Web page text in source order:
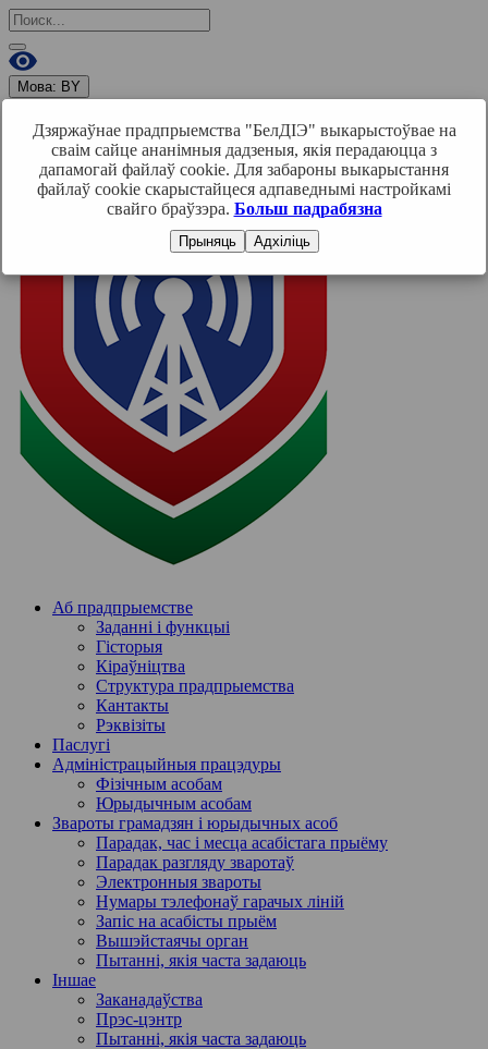
Мова: BY
Увайсці
Аб прадпрыемстве
Заданні і функцыі
Гісторыя
Кіраўніцтва
Структура прадпрыемства
Кантакты
Рэквізіты
Паслугi
Адміністрацыйныя працэдуры
Фізічным асобам
Юрыдычным асобам
Звароты грамадзян і юрыдычных асоб
Парадак, час і месца асабістага прыёму
Парадак разгляду зваротаў
Электронныя звароты
Нумары тэлефонаў гарачых ліній
Запіс на асабісты прыём
Вышэйстаячы орган
Пытанні, якія часта задаюць
Іншае
Заканадаўства
Прэс-цэнтр
Пытанні, якія часта задаюць
Дзяржаўнае прадпрыемства "БелДІЭ" выкарыстоўвае на
сваім сайце ананімныя дадзеныя, якія перадаюцца з
дапамогай файлаў cookie. Для забароны выкарыстання
файлаў cookie скарыстайцеся адпаведнымі настройкамі
свайго браўзэра. Больш падрабязна
Прыняць Адхіліць